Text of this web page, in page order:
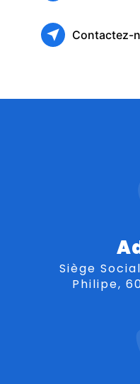
Contactez-
Siège Social : 1bis rue Gérard
Philipe,